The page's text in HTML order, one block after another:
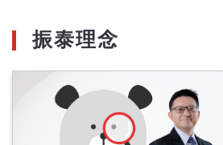
振泰理念